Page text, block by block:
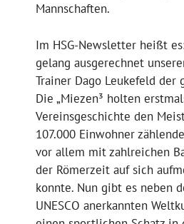
Mannschaften.
Im HSG-Newsletter heißt
gelang ausgerechnet
Trainer Dago Leukefeld der
Die „Miezen³ holten
Vereinsgeschichte den
107.000 Einwohner
vor allem mit zahlreichen
der Römerzeit auf sich
konnte. Nun gibt es neben
UNESCO anerkannten